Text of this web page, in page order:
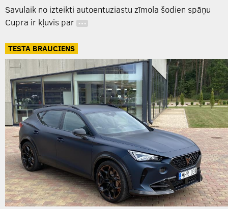
Savulaik no izteikti autoentuziastu zīmola šodien spāņu
Cupra ir kļuvis par …
TESTA BRAUCIENS